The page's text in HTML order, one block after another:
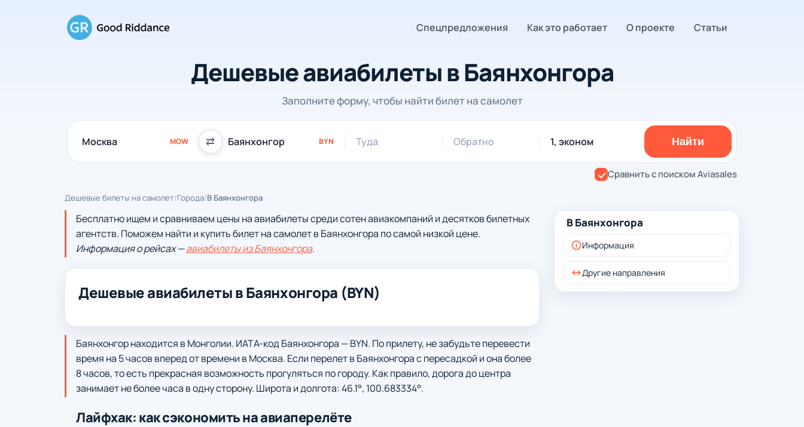
Спецпредложения Как это работает О проекте Статьи
Дешевые авиабилеты в Баянхонгора
Заполните форму, чтобы найти билет на самолет
MOW ⇄ BYN Туда Обратно 1, эконом Найти
Сравнить с поиском Aviasales
Дешевые билеты на самолет/Города/В Баянхонгора
Бесплатно ищем и сравниваем цены на авиабилеты среди сотен авиакомпаний и десятков билетных
агентств. Поможем найти и купить билет на самолет в Баянхонгора по самой низкой цене.
Информация о рейсах —авиабилеты из Баянхонгора.
Дешевые авиабилеты в Баянхонгора (BYN)
Баянхонгор находится в Монголии. ИАТА-код Баянхонгора — BYN. По прилету, не забудьте перевести
время на 5 часов вперед от времени в Москва. Если перелет в Баянхонгора с пересадкой и она более
8 часов, то есть прекрасная возможность прогуляться по городу. Как правило, дорога до центра
занимает не более часа в одну сторону. Широта и долгота: 46.1°, 100.683334°.
Лайфхак: как сэкономить на авиаперелёте
В Баянхонгора
Информация
Другие направления